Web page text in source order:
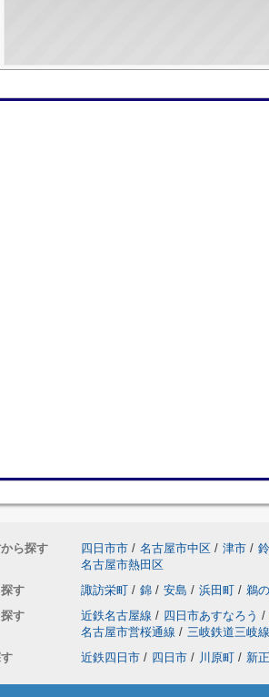
ら探す 四日市市 / 名古屋市中区 / 津市 /
名古屋市熱田区
す
諏訪栄町 / 錦 / 安島 / 浜田町 / 鵜
す
近鉄名古屋線 / 四日市あすなろう /
名古屋市営桜通線 / 三岐鉄道三岐線
近鉄四日市 / 四日市 / 川原町 / 新正